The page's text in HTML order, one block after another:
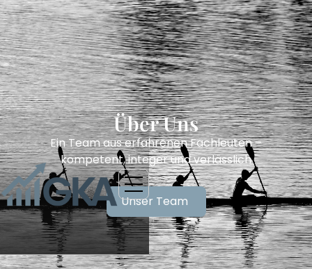
Über Uns
Ein Team aus erfahrenen Fachleuten –
kompetent, integer und verlässlich
Unser Team